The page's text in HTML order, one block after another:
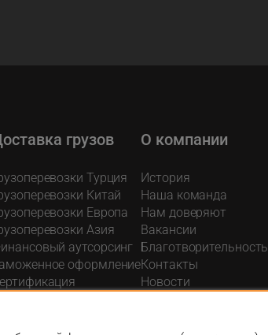
грузов
Турция
Китай
Европа
Азия
аутсорсинг
оформление
О компании
История
Наша команда
Нам доверяют
Вакансии
Благотворительность
Контакты
Новости